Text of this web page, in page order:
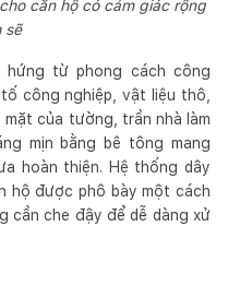
căn hộ có cảm giác rộng
sẽ
hứng từ phong cách công
công nghiệp, vật liệu thô,
mặt của tường, trần nhà làm
mịn bằng bê tông mang
hoàn thiện. Hệ thống dây
hộ được phô bày một cách
cần che đậy để dễ dàng xử